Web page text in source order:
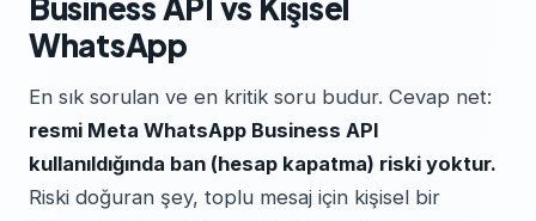
WhatsApp
En sık sorulan ve en kritik soru budur. Cevap net:
resmi Meta WhatsApp Business API
kullanıldığında ban (hesap kapatma) riski yoktur.
Riski doğuran şey, toplu mesaj için kişisel bir